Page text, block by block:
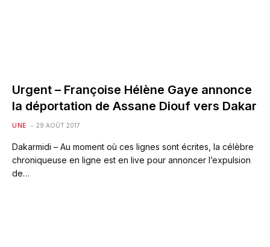
Urgent – Françoise Hélène Gaye annonce
la déportation de Assane Diouf vers Dakar
UNE 29 AOÛT 2017
Dakarmidi – Au moment où ces lignes sont écrites, la célèbre
chroniqueuse en ligne est en live pour annoncer l’expulsion
de…